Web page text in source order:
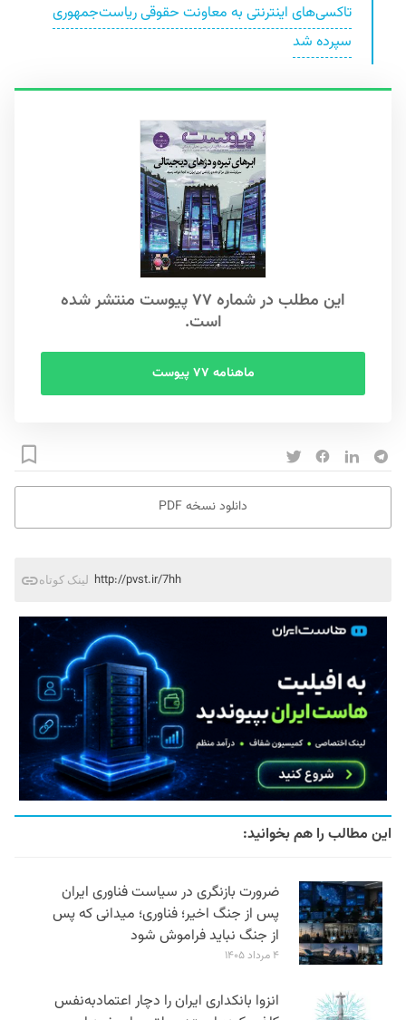
تاکسی‌های اینترنتی به معاونت حقوقی ریاست‌جمهوری
سپرده شد
این مطلب در شماره ۷۷ پیوست منتشر شده
است.
ماهنامه ۷۷ پیوست
دانلود نسخه PDF
لینک کوتاه http://pvst.ir/7hh
این مطالب را هم بخوانید:
ضرورت بازنگری در سیاست فناوری ایران
پس از جنگ اخیر؛ فناوری؛ میدانی که پس
از جنگ نباید فراموش شود
۴ مرداد ۱۴۰۵
انزوا بانکداری ایران را دچار اعتمادبه‌نفس